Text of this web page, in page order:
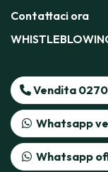
Contattaci ora
Vendita
Whatsapp
Whatsapp